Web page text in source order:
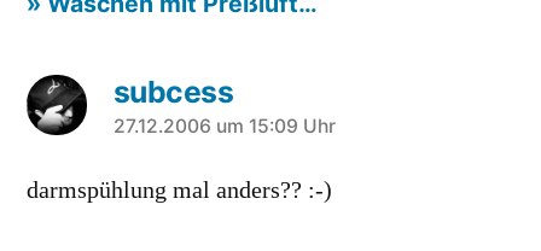
subcess
sagt:
27.12.2006 um 15:09 Uhr
darmspühlung mal anders?? :-)